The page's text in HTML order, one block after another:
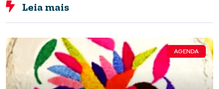
Leia mais
AGENDA